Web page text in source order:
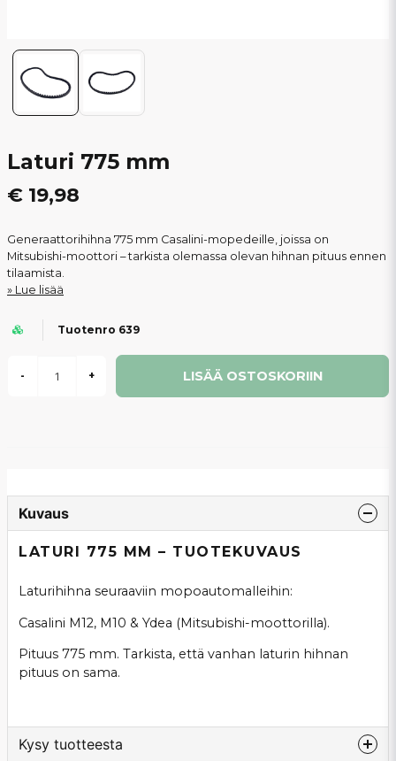
Laturi 775 mm
€ 19,98
Generaattorihihna 775 mm Casalini-mopedeille, joissa on
Mitsubishi-moottori – tarkista olemassa olevan hihnan pituus ennen
tilaamista.
Lue lisää
Tuotenro 639
- + LISÄÄ OSTOSKORIIN
Kuvaus
LATURI 775 MM – TUOTEKUVAUS
Laturihihna seuraaviin mopoautomalleihin:
Casalini M12, M10 & Ydea (Mitsubishi-moottorilla).
Pituus 775 mm. Tarkista, että vanhan laturin hihnan
pituus on sama.
Kysy tuotteesta